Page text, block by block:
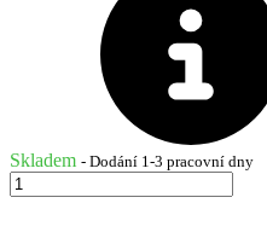
Skladem - Dodání 1-3 pracovní dny